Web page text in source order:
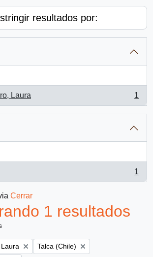
resultados por:
Laura 1
1
Cerrar
1 resultados
Remove filter:
Talca (Chile)